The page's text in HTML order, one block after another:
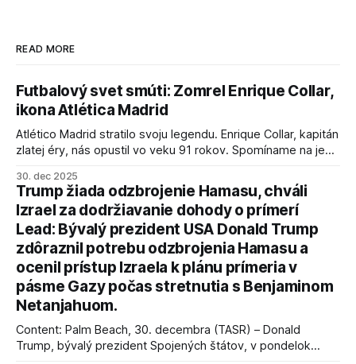
READ MORE
Futbalový svet smúti: Zomrel Enrique Collar,
ikona Atlética Madrid
Atlético Madrid stratilo svoju legendu. Enrique Collar, kapitán
zlatej éry, nás opustil vo veku 91 rokov. Spomíname na jeho
30. dec 2025
Trump žiada odzbrojenie Hamasu, chváli
Izrael za dodržiavanie dohody o prímerí
Lead: Bývalý prezident USA Donald Trump
zdôraznil potrebu odzbrojenia Hamasu a
ocenil prístup Izraela k plánu prímeria v
pásme Gazy počas stretnutia s Benjaminom
Netanjahuom.
Content: Palm Beach, 30. decembra (TASR) – Donald
Trump, bývalý prezident Spojených štátov, v pondelok